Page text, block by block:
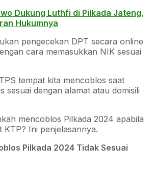
Dukung Luthfi di Pilkada Jateng,
Hukumnya
pengecekan DPT secara online
cara memasukkan NIK sesuai
tempat kita mencoblos saat
sesuai dengan alamat atau domisili
mencoblos Pilkada 2024 apabila
KTP? Ini penjelasannya.
Pilkada 2024 Tidak Sesuai